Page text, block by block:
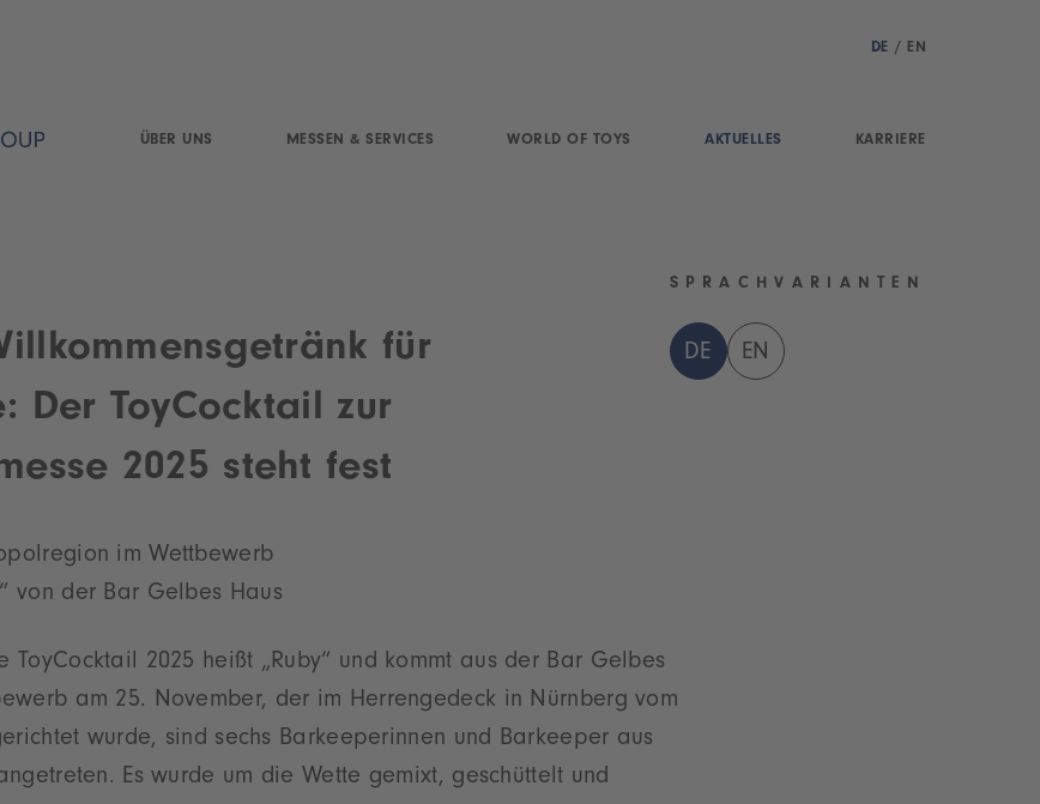
DE / EN
ÜBER UNS MESSEN & SERVICES WORLD OF TOYS AKTUELLES KARRIERE
SPRACHVARIANTEN
DE EN
für
Der ToyCocktail zur
2025 steht fest
im Wettbewerb
von der Bar Gelbes Haus
ToyCocktail 2025 heißt „Ruby“ und kommt aus der Bar Gelbes
am 25. November, der im Herrengedeck in Nürnberg vom
wurde, sind sechs Barkeeperinnen und Barkeeper aus
Es wurde um die Wette gemixt, geschüttelt und